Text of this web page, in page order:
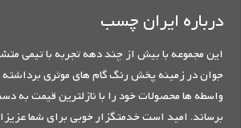
درباره ایران چسب
این مجموعه با بیش از چند دهه تجربه با تیمی
جوان در زمینه پخش رنگ گام های موثری برداشته
واسطه ها محصولات خود را با نازلترین قیمت به
برساند. امید است خدمتگزار خوبی برای شما